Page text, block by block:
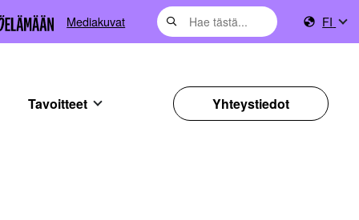
Mediakuvat FI
Tavoitteet Yhteystiedot